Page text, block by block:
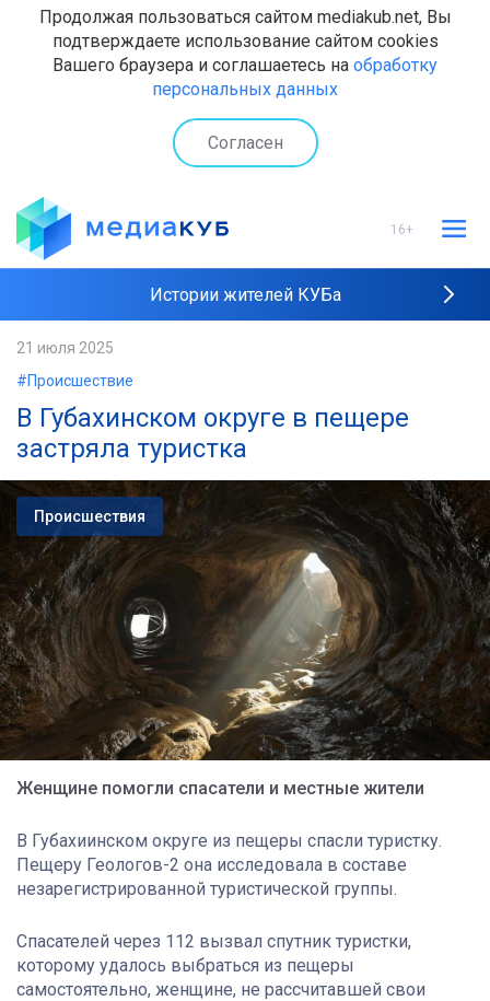
Продолжая пользоваться сайтом mediakub.net, Вы
подтверждаете использование сайтом cookies
Вашего браузера и соглашаетесь на обработку
персональных данных
Согласен
16+
Истории жителей КУБа
21 июля 2025
#Происшествие
В Губахинском округе в пещере
застряла туристка
Происшествия
Женщине помогли спасатели и местные жители
В Губахиинском округе из пещеры спасли туристку.
Пещеру Геологов-2 она исследовала в составе
незарегистрированной туристической группы.
Спасателей через 112 вызвал спутник туристки,
которому удалось выбраться из пещеры
самостоятельно, женщине, не рассчитавшей свои